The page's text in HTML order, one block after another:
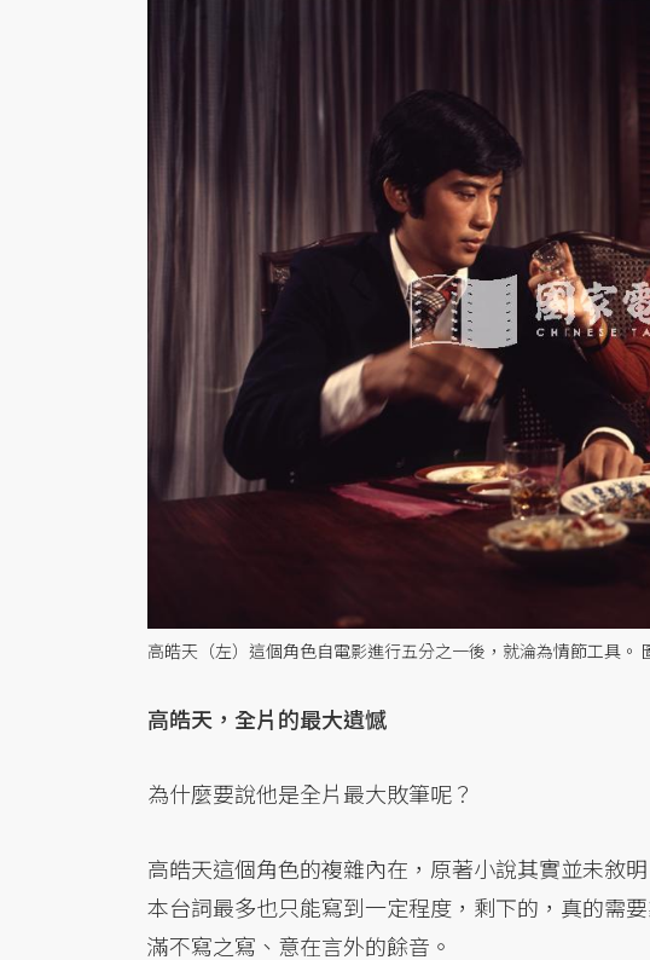
高皓天（左）這個角色自電影進行五分之一後，就淪為情節工具。
高皓天，全片的最大遺憾
為什麼要說他是全片最大敗筆呢？
高皓天這個角色的複雜內在，原著小說其實並未敘
本台詞最多也只能寫到一定程度，剩下的，真的需
滿不寫之寫、意在言外的餘音。